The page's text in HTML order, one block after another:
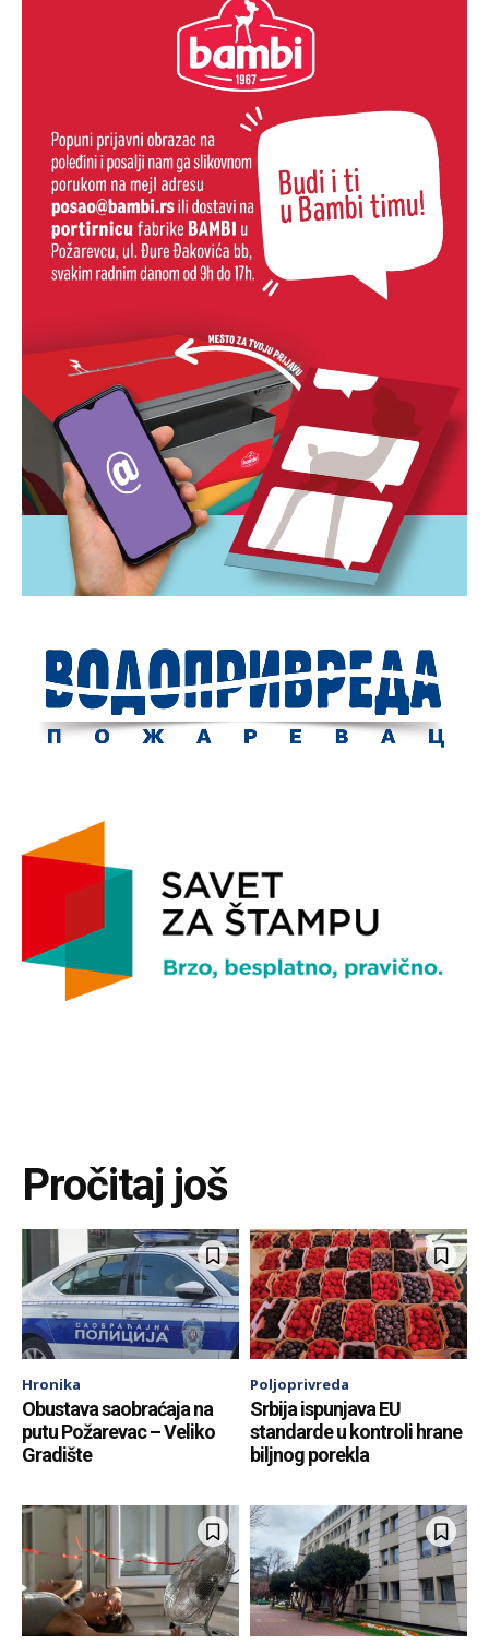
Pročitaj još
Hronika
Obustava saobraćaja na
putu Požarevac – Veliko
Gradište
Poljoprivreda
Srbija ispunjava EU
standarde u kontroli hrane
biljnog porekla